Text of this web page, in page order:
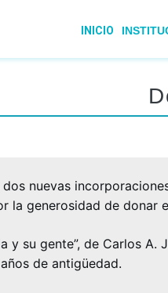
INICIO
nuevas
la generosidad de donar
y su gente”, de Carlos
de antigüedad.